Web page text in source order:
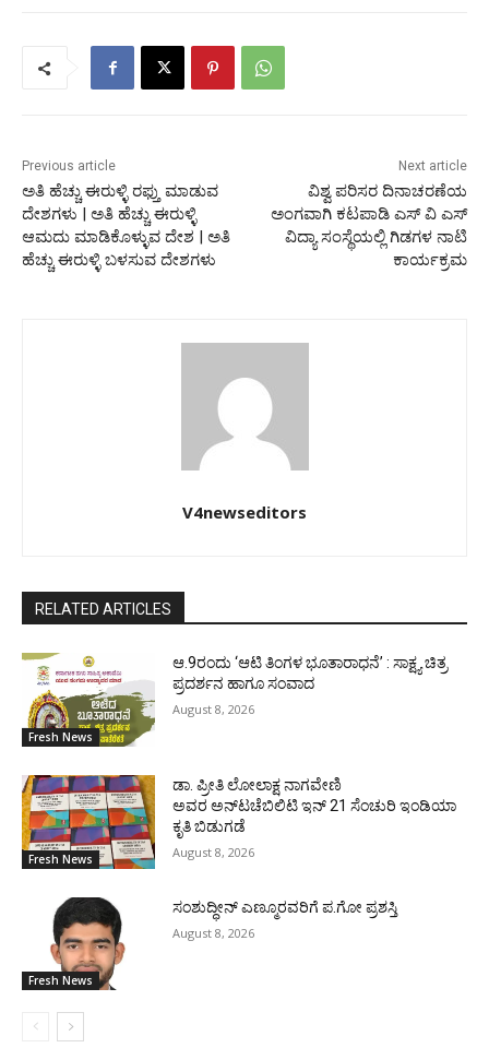
Previous article
ಅತಿ ಹೆಚ್ಚು ಈರುಳ್ಳಿ ರಫ್ತು ಮಾಡುವ
ದೇಶಗಳು | ಅತಿ ಹೆಚ್ಚು ಈರುಳ್ಳಿ
ಆಮದು ಮಾಡಿಕೊಳ್ಳುವ ದೇಶ | ಅತಿ
ಹೆಚ್ಚು ಈರುಳ್ಳಿ ಬಳಸುವ ದೇಶಗಳು
Next article
ವಿಶ್ವ ಪರಿಸರ ದಿನಾಚರಣೆಯ
ಅಂಗವಾಗಿ ಕಟಪಾಡಿ ಎಸ್ ವಿ ಎಸ್
ವಿದ್ಯಾ ಸಂಸ್ಥೆಯಲ್ಲಿ ಗಿಡಗಳ ನಾಟಿ
ಕಾರ್ಯಕ್ರಮ
V4newseditors
RELATED ARTICLES
Fresh News
ಆ.9ರಂದು ‘ಆಟಿ ತಿಂಗಳ ಭೂತಾರಾಧನೆ’ : ಸಾಕ್ಷ್ಯ ಚಿತ್ರ
ಪ್ರದರ್ಶನ ಹಾಗೂ ಸಂವಾದ
August 8, 2026
Fresh News
ಡಾ. ಪ್ರೀತಿ ಲೋಲಾಕ್ಷ ನಾಗವೇಣಿ
ಅವರ ಅನ್‌ಟಚೆಬಿಲಿಟಿ ಇನ್ 21 ಸೆಂಚುರಿ ಇಂಡಿಯಾ
ಕೃತಿ ಬಿಡುಗಡೆ
August 8, 2026
Fresh News
ಸಂಶುದ್ಧೀನ್ ಎಣ್ಮೂರವರಿಗೆ ಪ.ಗೋ ಪ್ರಶಸ್ತಿ
August 8, 2026